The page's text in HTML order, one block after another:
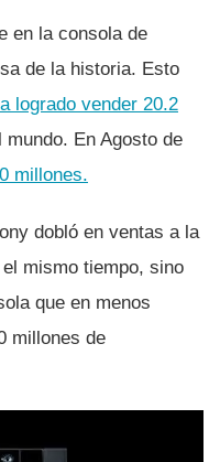
en la consola de
de la historia. Esto
logrado vender 20.2
En Agosto de
millones.
dobló en ventas a la
mismo tiempo, sino
que en menos
millones de